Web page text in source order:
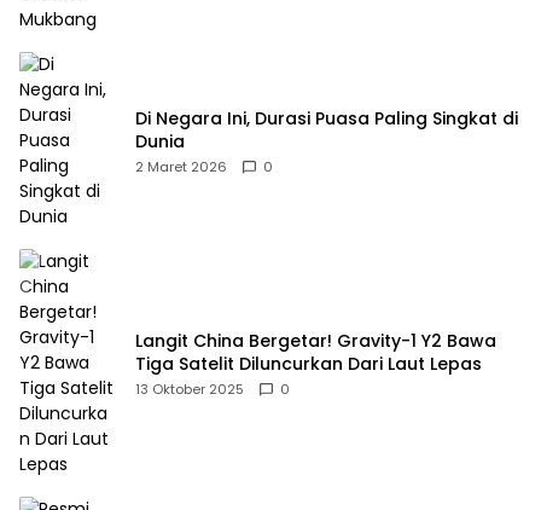
Di Negara Ini, Durasi Puasa Paling Singkat di
Dunia
2 Maret 2026 0
Langit China Bergetar! Gravity-1 Y2 Bawa
Tiga Satelit Diluncurkan Dari Laut Lepas
13 Oktober 2025 0